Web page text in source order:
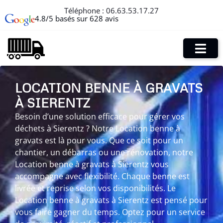
Téléphone : 06.63.53.17.27
4.8/5 basés sur 628 avis
LOCATION BENNE À GRAVATS
À SIERENTZ
Besoin d’une solution efficace pour gérer vos
déchets à Sierentz ? Notre Location benne à
gravats est là pour vous. Que ce soit pour un
chantier, un débarras ou une rénovation, notre
Location benne à gravats à Sierentz vous
accompagne avec flexibilité. Chaque benne est
livrée et reprise selon vos disponibilités. Le
Location benne à gravats à Sierentz est pensé pour
vous faire gagner du temps. Optez pour un service